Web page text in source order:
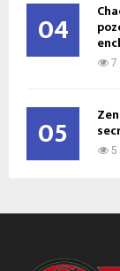
04
7
05 5